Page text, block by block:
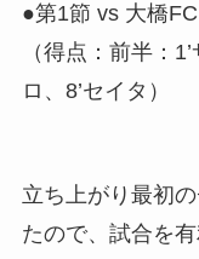
●第1節 vs 大橋
（得点：前半：
ロ、8’セイタ）
立ち上がり最初
たので、試合を